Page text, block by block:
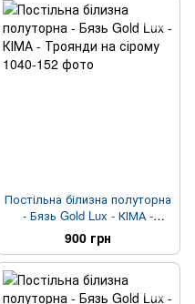
Постільна білизна полуторна
- Бязь Gold Lux - КІМА -
Троянди на сірому
900 грн